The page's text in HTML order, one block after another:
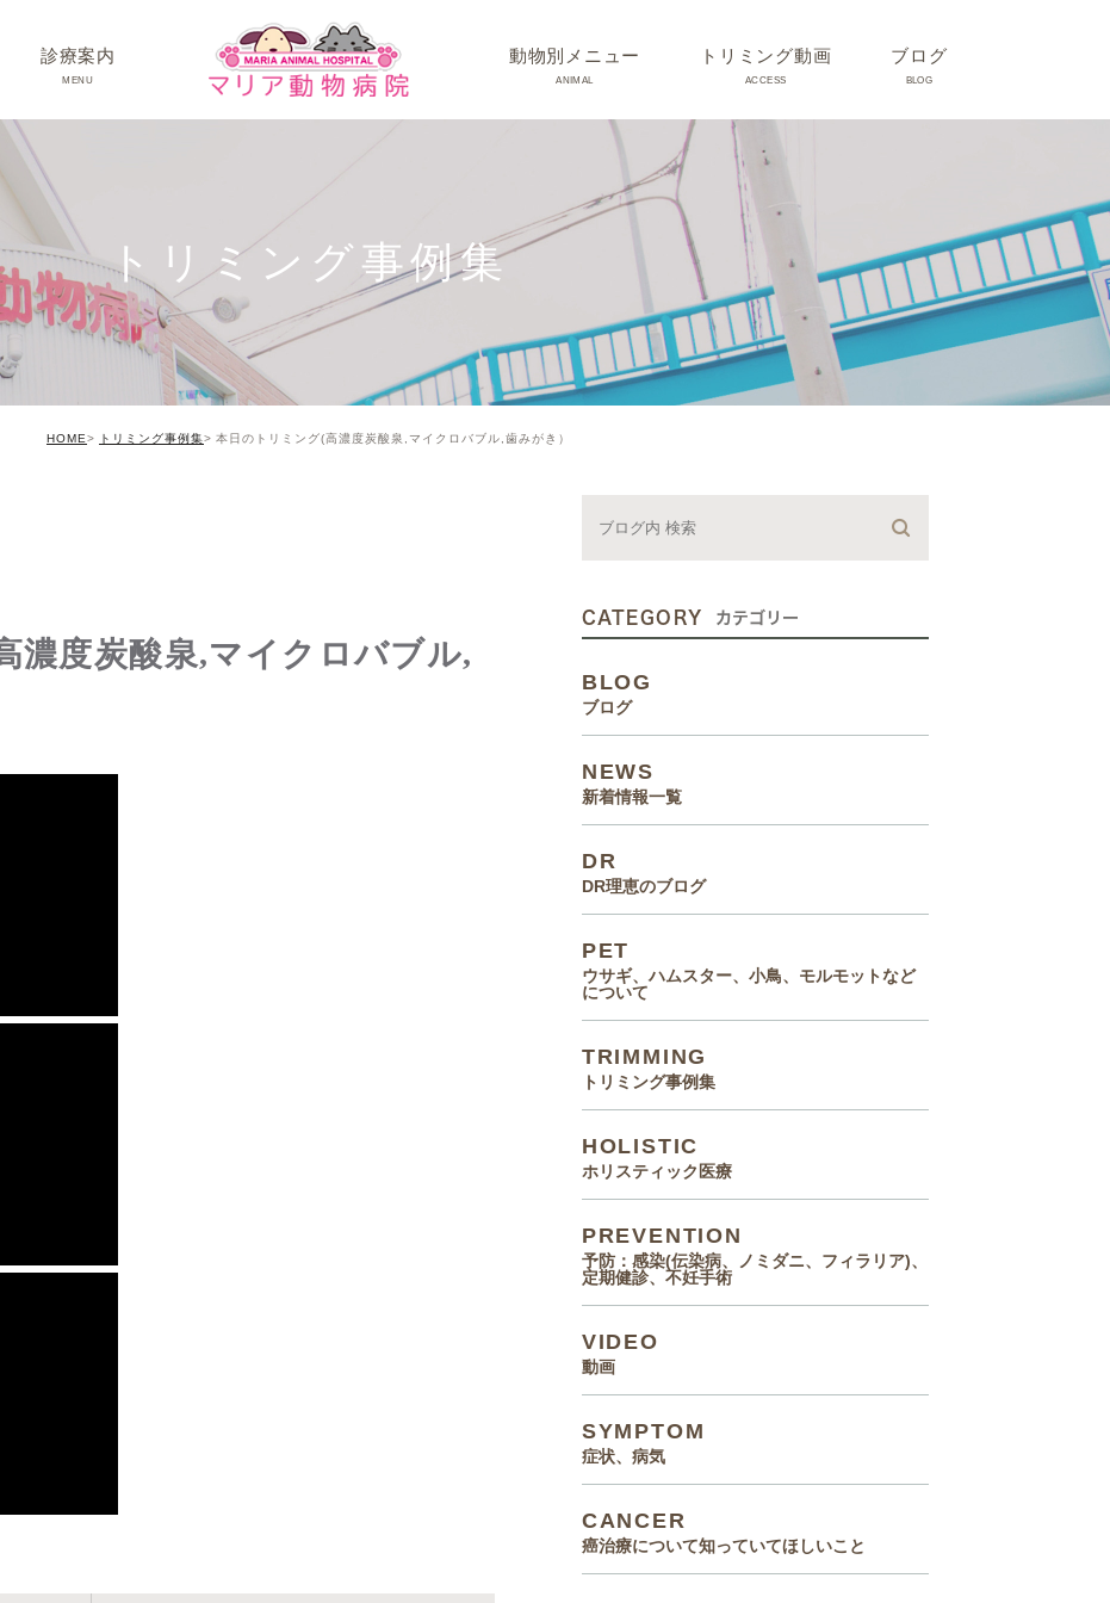
診療案内
MENU
動物別メニュー
ANIMAL
ネコちゃんの病気
うさぎちゃん･その他動物の病気
トリミング動画
ACCESS
ブログ
BLOG
うさぎ、ハムスター、小鳥、
モルモットなどについて
トリミング事例集
ホリスティック医療
トリミング事例集
HOME トリミング事例集 本日のトリミング(高濃度炭酸泉,マイクロバブル,歯みがき）
濃度炭酸泉,マイクロバブル,
CATEGORY カテゴリー
BLOG
ブログ
NEWS
新着情報一覧
DR
DR理恵のブログ
PET
ウサギ、ハムスター、小鳥、モルモットなど
について
TRIMMING
トリミング事例集
HOLISTIC
ホリスティック医療
PREVENTION
予防：感染(伝染病、ノミダニ、フィラリア)、
定期健診、不妊手術
VIDEO
動画
SYMPTOM
症状、病気
CANCER
癌治療について知っていてほしいこと